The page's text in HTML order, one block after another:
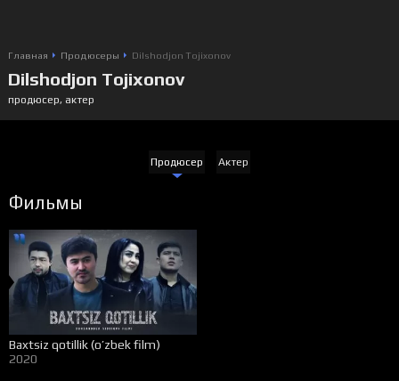
Главная Продюсеры Dilshodjon Tojixonov
Dilshodjon Tojixonov
продюсер, актер
Продюсер Актер
Фильмы
Baxtsiz qotillik (o’zbek film)
2020